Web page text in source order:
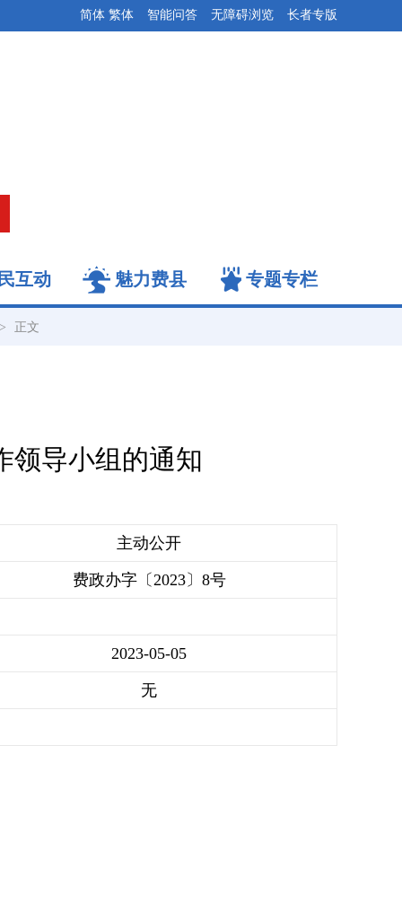
智能问答 无障碍浏览 长者专版
简体 繁体
互动 魅力费县 专题专栏
正文
领导小组的通知
主动公开
费政办字〔2023〕8号
2023-05-05
无